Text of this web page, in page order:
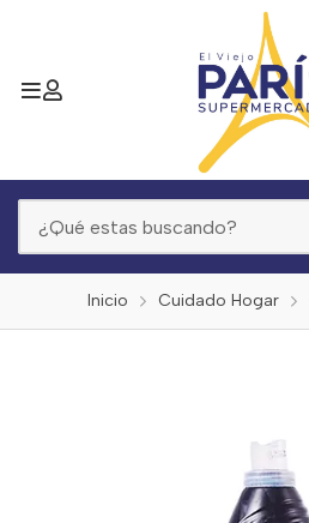
Inicio Cuidado Hogar